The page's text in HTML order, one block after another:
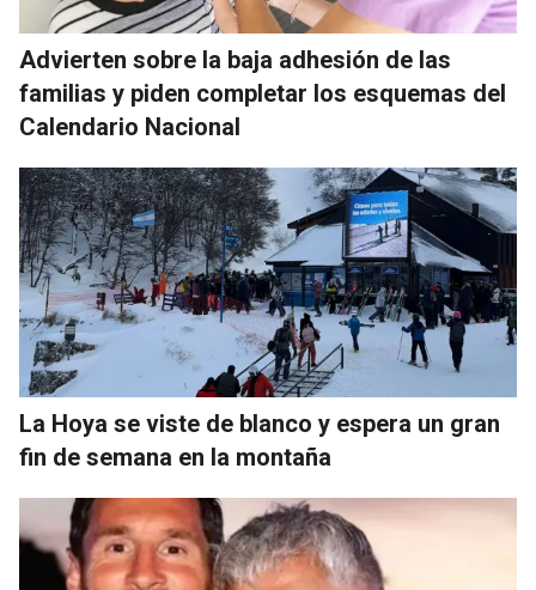
Advierten sobre la baja adhesión de las
familias y piden completar los esquemas del
Calendario Nacional
La Hoya se viste de blanco y espera un gran
fin de semana en la montaña